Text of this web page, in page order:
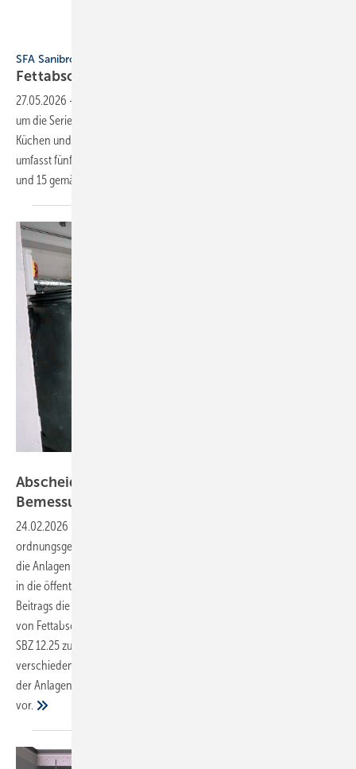
SFA Sanibroy
Fettabscheider für
27.05.2026 -
um die Serie Sanigrease S, die für die Freiaufstellung in gewerblichen
Küchen und in der Lebensmittelverarbeitung konzipiert ist. Die Serie
umfasst fünf Ausführungen, jeweils in den Nenngrößen NS 2, 4, 7, 10
und 15 gemäß DIN EN 1825, und
Abscheideranlagen für Fette – Teil 2:
Bemessungsgrundsätze
24.02.2026
ordnungsgemäßer Betrieb von Fettabscheidern stellen sicher, dass
die Anlagen störungsfrei funktionieren und kein fetthaltiges Abwasser
in die öffentliche Kanalisation gelangt. Bernd Ishorst hat in Teil 1 des
Beitrags die wichtigsten Begriffe und Anforderungen für den Einsatz
von Fettabscheidern gemäß den geltenden Regelwerken in der
SBZ 12.25 zusammengefasst. Nun geht er in Teil 2 auf die ­
verschiedenen Verfahren und Methoden zur korrekten Bemessung
der Anlagen ein und stellt entsprechende Berechnungsbeispiele
vor.